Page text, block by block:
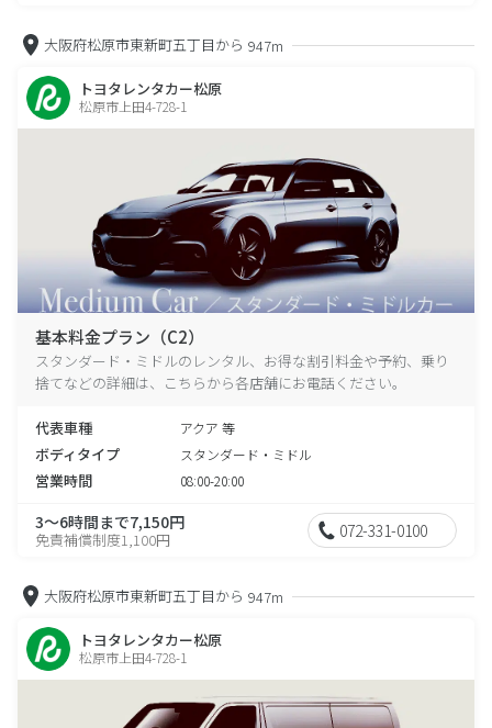
大阪府松原市東新町五丁目から 947m
トヨタレンタカー松原
松原市上田4-728-1
基本料金プラン（C2）
スタンダード・ミドルのレンタル、お得な割引料金や予約、乗り
捨てなどの詳細は、こちらから各店舗にお電話ください。
代表車種 アクア 等
ボディタイプ スタンダード・ミドル
営業時間 08:00-20:00
3～6時間まで7,150円
免責補償制度1,100円 072-331-0100
大阪府松原市東新町五丁目から 947m
トヨタレンタカー松原
松原市上田4-728-1